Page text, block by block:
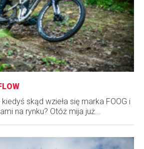
skąd wzieła się marka FOOG i
na rynku? Otóż mija już...